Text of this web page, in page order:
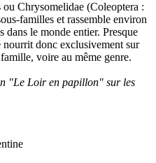
Chrysomelidae (Coleoptera :
familles et rassemble environ
dans le monde entier. Presque
nourrit donc exclusivement sur
voire au même genre.
"Le Loir en papillon" sur les